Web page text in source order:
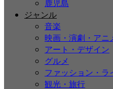
鹿児島
ジャンル
音楽
映画・演劇・アニ
アート・デザイン
グルメ
ファッション・ラ
観光・旅行